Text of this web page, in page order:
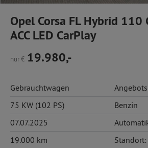
Opel Corsa FL Hybrid 110
ACC LED CarPlay
nur€ 19.980,-
Gebrauchtwagen
75 KW (102 PS)
Benzin
07.07.2025
19.000 km
Standort: